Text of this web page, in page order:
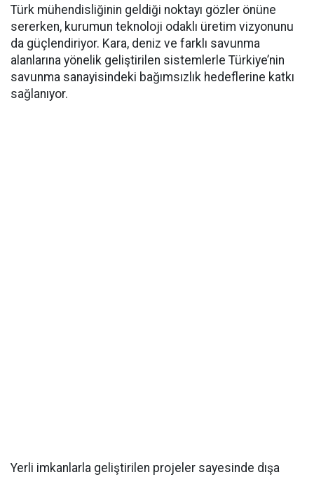
Türk mühendisliğinin geldiği noktayı gözler önüne
sererken, kurumun teknoloji odaklı üretim vizyonunu
da güçlendiriyor. Kara, deniz ve farklı savunma
alanlarına yönelik geliştirilen sistemlerle Türkiye’nin
savunma sanayisindeki bağımsızlık hedeflerine katkı
sağlanıyor.
Yerli imkanlarla geliştirilen projeler sayesinde dışa